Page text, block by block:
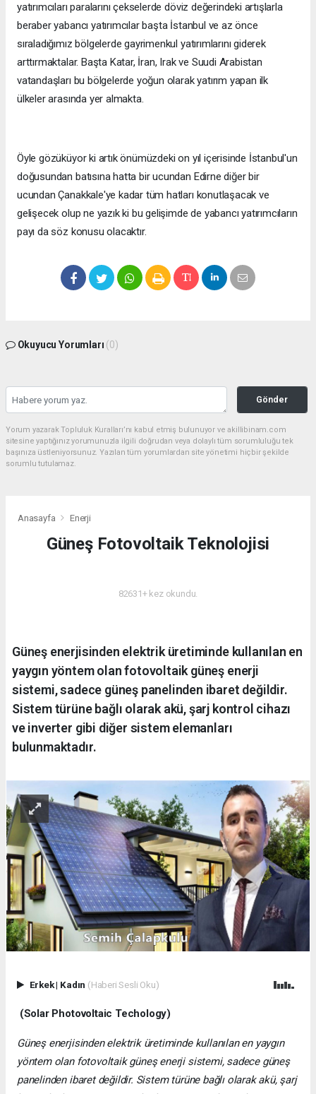
yatırımcıları paralarını çekselerde döviz değerindeki artışlarla
beraber yabancı yatırımcılar başta İstanbul ve az önce
sıraladığımız bölgelerde gayrimenkul yatırımlarını giderek
arttırmaktalar. Başta Katar, İran, Irak ve Suudi Arabistan
vatandaşları bu bölgelerde yoğun olarak yatırım yapan ilk
ülkeler arasında yer almakta.
Öyle gözüküyor ki artık önümüzdeki on yıl içerisinde İstanbul'un
doğusundan batısına hatta bir ucundan Edirne diğer bir
ucundan Çanakkale'ye kadar tüm hatları konutlaşacak ve
gelişecek olup ne yazık ki bu gelişimde de yabancı yatırımcıların
payı da söz konusu olacaktır.
Okuyucu Yorumları (0)
Gönder
Yorum yazarak Topluluk Kuralları’nı kabul etmiş bulunuyor ve akillibinam.com
sitesine yaptığınız yorumunuzla ilgili doğrudan veya dolaylı tüm sorumluluğu tek
başınıza üstleniyorsunuz. Yazılan tüm yorumlardan site yönetimi hiçbir şekilde
sorumlu tutulamaz.
Anasayfa Enerji
Güneş Fotovoltaik Teknolojisi
82631+ kez okundu.
Güneş enerjisinden elektrik üretiminde kullanılan en
yaygın yöntem olan fotovoltaik güneş enerji
sistemi, sadece güneş panelinden ibaret değildir.
Sistem türüne bağlı olarak akü, şarj kontrol cihazı
ve inverter gibi diğer sistem elemanları
bulunmaktadır.
Erkek| Kadın (Haberi Sesli Oku)
(Solar Photovoltaic Techology)
Güneş enerjisinden elektrik üretiminde kullanılan en yaygın
yöntem olan fotovoltaik güneş enerji sistemi, sadece güneş
panelinden ibaret değildir. Sistem türüne bağlı olarak akü, şarj